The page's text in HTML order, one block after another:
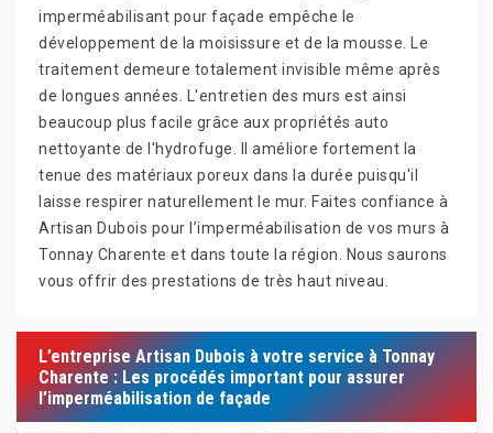
imperméabilisant pour façade empêche le
développement de la moisissure et de la mousse. Le
traitement demeure totalement invisible même après
de longues années. L'entretien des murs est ainsi
beaucoup plus facile grâce aux propriétés auto
nettoyante de l'hydrofuge. Il améliore fortement la
tenue des matériaux poreux dans la durée puisqu'il
laisse respirer naturellement le mur. Faites confiance à
Artisan Dubois pour l’imperméabilisation de vos murs à
Tonnay Charente et dans toute la région. Nous saurons
vous offrir des prestations de très haut niveau.
L’entreprise Artisan Dubois à votre service à Tonnay
Charente : Les procédés important pour assurer
l’imperméabilisation de façade